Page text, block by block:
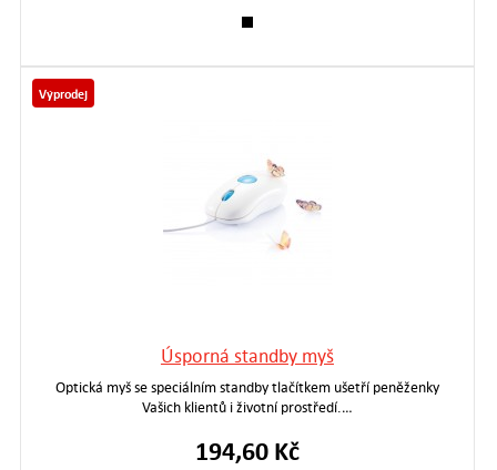
Výprodej
Úsporná standby myš
Optická myš se speciálním standby tlačítkem ušetří peněženky
Vašich klientů i životní prostředí.…
194,60 Kč